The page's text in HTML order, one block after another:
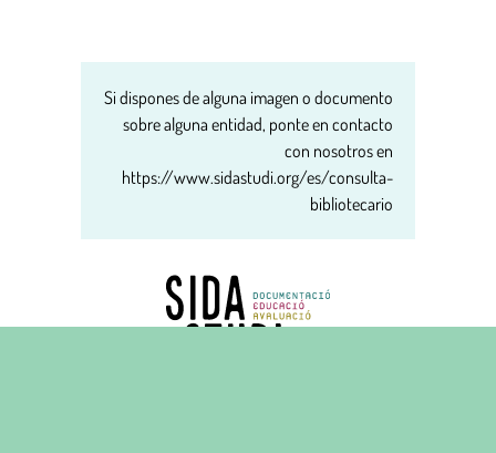
Si dispones de alguna imagen o documento
sobre alguna entidad, ponte en contacto
con nosotros en
https://www.sidastudi.org/es/consulta-
bibliotecario